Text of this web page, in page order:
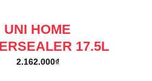
UNI HOME
17.5L
2.162.000₫